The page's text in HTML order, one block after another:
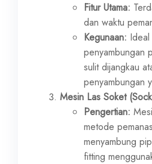
Fitur Utama:
dan waktu
Kegunaan:
penyambungan
sulit dijangkau
penyambungan
Mesin Las Soket
Pengertian:
metode
menyambung
fitting